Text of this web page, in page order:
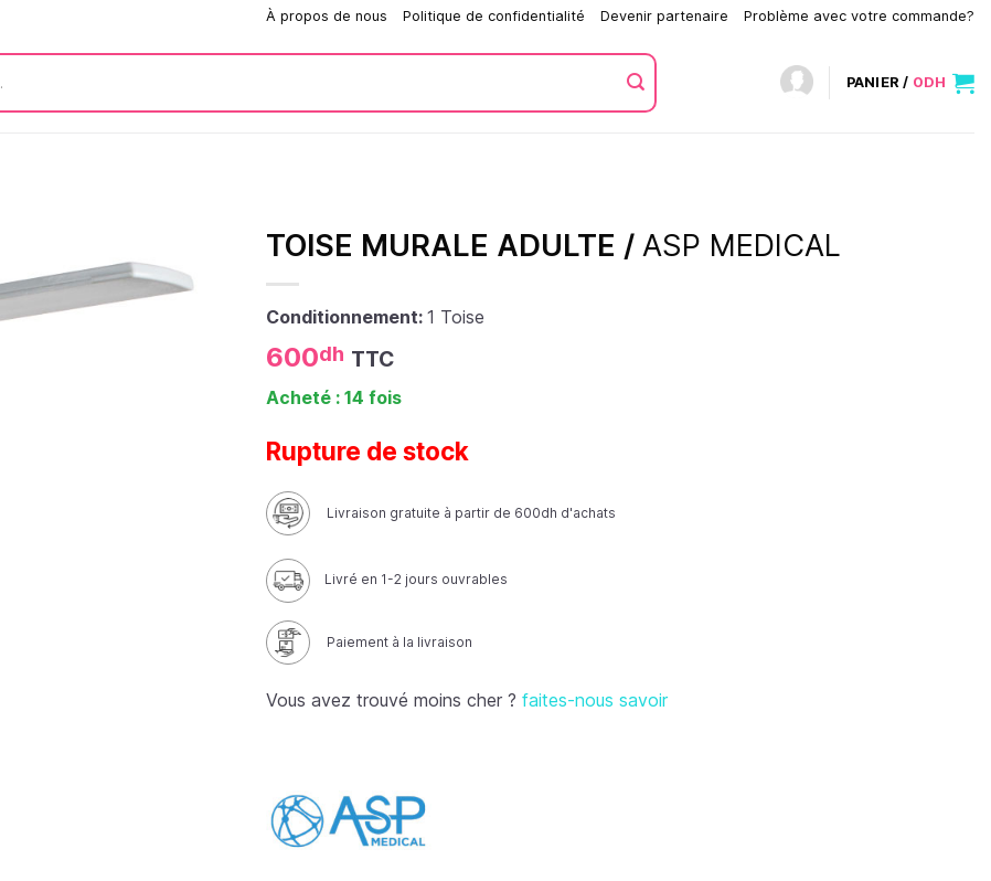
À propos de nous Politique de confidentialité Devenir partenaire Problème avec votre commande?
PANIER / 0DH
TOISE MURALE ADULTE / ASP MEDICAL
Conditionnement: 1 Toise
600dh TTC
Acheté : 14 fois
Rupture de stock
Livraison gratuite à partir de 600dh d'achats
Livré en 1-2 jours ouvrables
Paiement à la livraison
Vous avez trouvé moins cher ? faites-nous savoir